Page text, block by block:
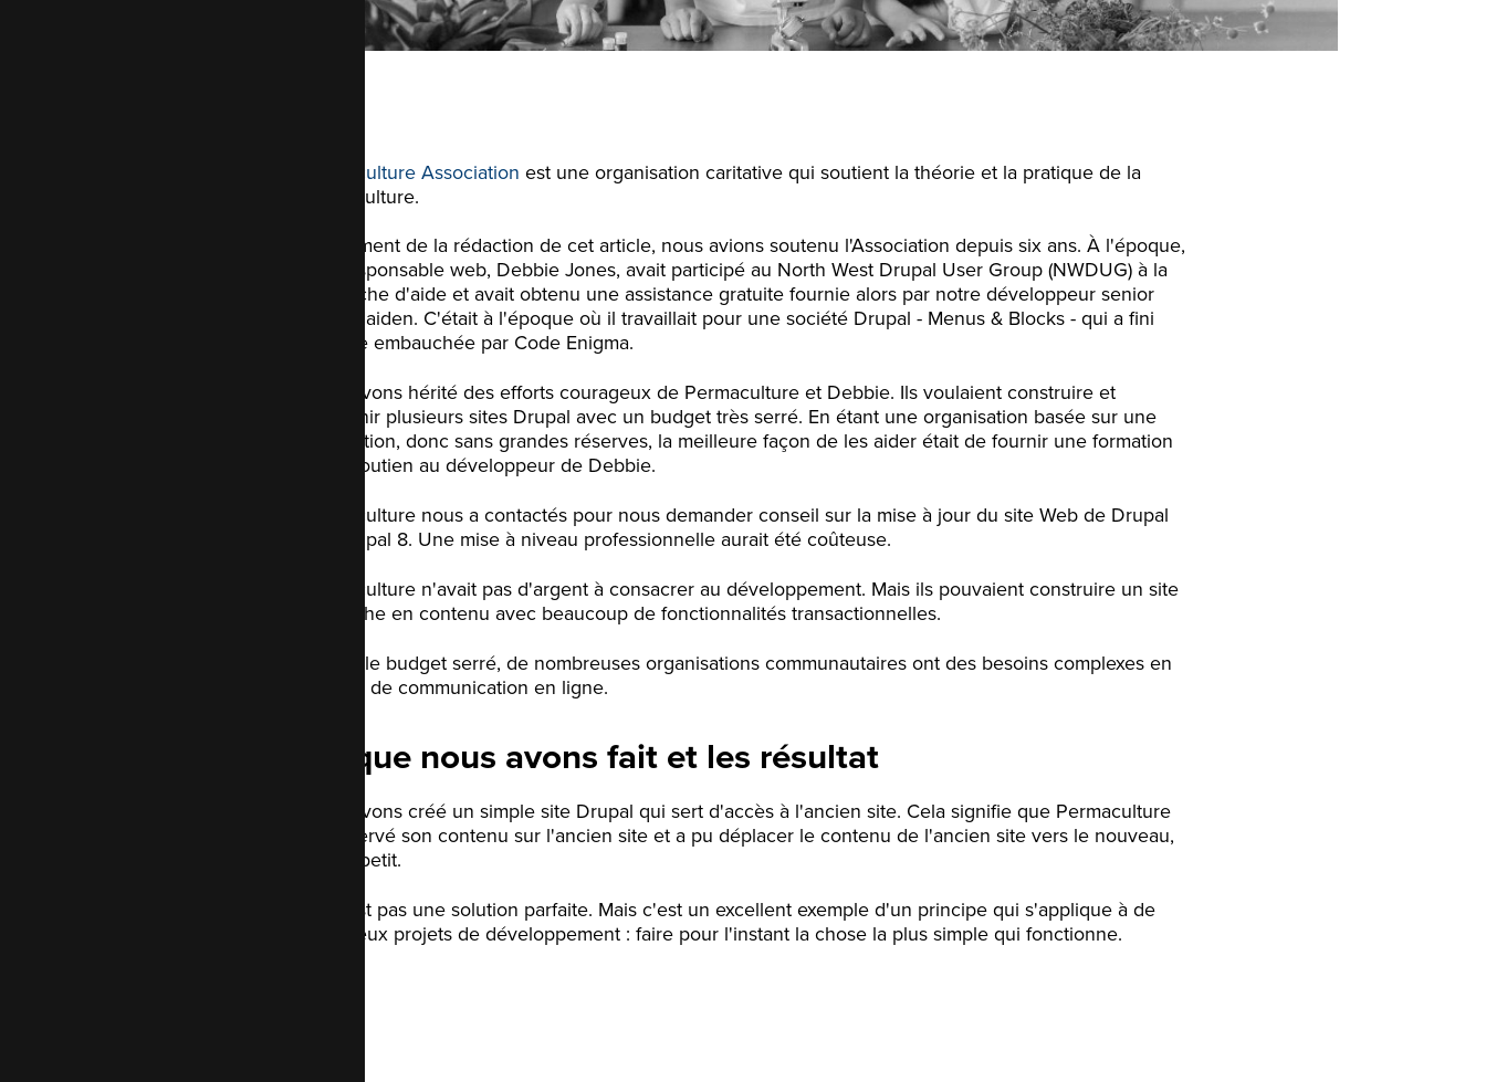
Permaculture Association est une organisation caritative qui soutient la théorie et la pratique de la
permaculture.
Au moment de la rédaction de cet article, nous avions soutenu l'Association depuis six ans. À l'époque,
leur responsable web, Debbie Jones, avait participé au North West Drupal User Group (NWDUG) à la
recherche d'aide et avait obtenu une assistance gratuite fournie alors par notre développeur senior
Chris Maiden. C'était à l'époque où il travaillait pour une société Drupal - Menus & Blocks - qui a fini
par être embauchée par Code Enigma.
Nous avons hérité des efforts courageux de Permaculture et Debbie. Ils voulaient construire et
maintenir plusieurs sites Drupal avec un budget très serré. En étant une organisation basée sur une
association, donc sans grandes réserves, la meilleure façon de les aider était de fournir une formation
et un soutien au développeur de Debbie.
Permaculture nous a contactés pour nous demander conseil sur la mise à jour du site Web de Drupal
6 à Drupal 8. Une mise à niveau professionnelle aurait été coûteuse.
Permaculture n'avait pas d'argent à consacrer au développement. Mais ils pouvaient construire un site
web riche en contenu avec beaucoup de fonctionnalités transactionnelles.
Malgré le budget serré, de nombreuses organisations communautaires ont des besoins complexes en
matière de communication en ligne.
Ce que nous avons fait et les résultat
Nous avons créé un simple site Drupal qui sert d'accès à l'ancien site. Cela signifie que Permaculture
a conservé son contenu sur l'ancien site et a pu déplacer le contenu de l'ancien site vers le nouveau,
petit à petit.
Ce n'est pas une solution parfaite. Mais c'est un excellent exemple d'un principe qui s'applique à de
nombreux projets de développement : faire pour l'instant la chose la plus simple qui fonctionne.